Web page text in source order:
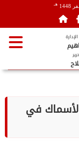
هـ
من الأسماك في